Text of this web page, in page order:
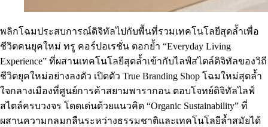
พลิกโฉมประสบการณ์ดิจิทัลไปกับพื้นที่รวมเทคโนโลยีสุดล้ำเพื่อ
ชีวิตคนยุคใหม่ ทรู คอร์ปอเรชั่น ตอกย้ำ “Everyday Living
Experience” ที่ผสานเทคโนโลยีสุดล้ำเข้ากับไลฟ์สไตล์ดิจิทัลของวิถี
ชีวิตยุคใหม่อย่างลงตัว เปิดตัว True Branding Shop โฉมใหม่สุดล้ำ
ใจกลางเมืองที่ศูนย์การค้าสยามพารากอน ตอบโจทย์ดิจิทัลไลฟ์
สไตล์ครบวงจร โดดเด่นด้วยแนวคิด “Organic Sustainability” ที่
ผสานความกลมกลืนระหว่างธรรมชาติและเทคโนโลยีล้ำสมัยได้